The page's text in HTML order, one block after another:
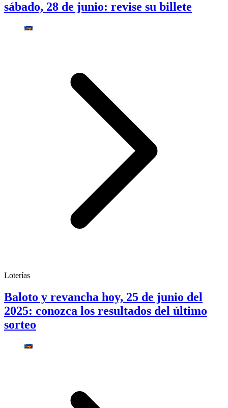
sábado, 28 de junio: revise su billete
Loterías
Baloto y revancha hoy, 25 de junio del
2025: conozca los resultados del último
sorteo